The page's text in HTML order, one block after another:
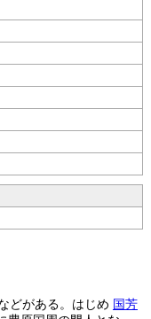
どがある。はじめ 国芳